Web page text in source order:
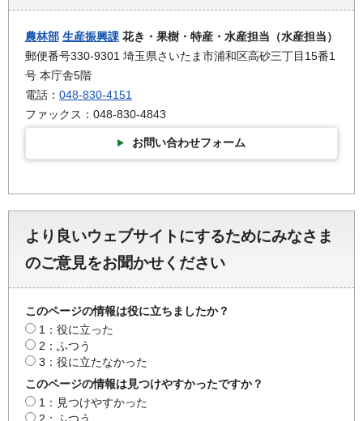
農林部 生産振興課 花き・果樹・特産・水産担当（水産担当）
郵便番号330-9301 埼玉県さいたま市浦和区高砂三丁目15番1
号 本庁舎5階
電話： 048-830-4151
ファックス：048-830-4843
お問い合わせフォーム
より良いウェブサイトにするためにみなさま
のご意見をお聞かせください
このページの情報は役に立ちましたか？
1：役に立った
2：ふつう
3：役に立たなかった
このページの情報は見つけやすかったですか？
1：見つけやすかった